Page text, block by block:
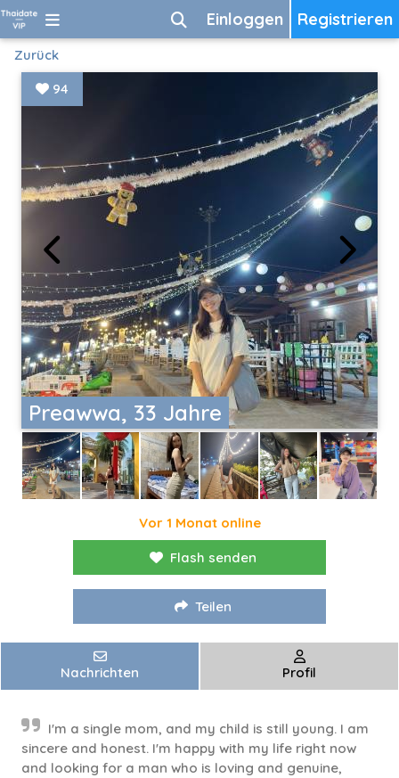
Registrieren
Einloggen
Zurück
Preawwa, 33 Jahre
94
Vor 1 Monat online
Flash senden
Teilen
Nachrichten Profil
I'm a single mom, and my child is still young. I am
sincere and honest. I'm happy with my life right now
and looking for a man who is loving and genuine,